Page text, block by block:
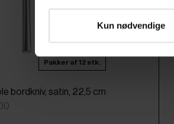
Kun nødvendige
Pakker af 12 stk.
bordkniv, satin, 22,5 cm